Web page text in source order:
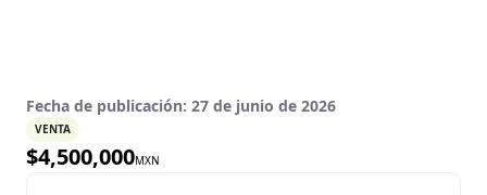
Fecha de publicación: 27 de junio de 2026
VENTA
$4,500,000MXN